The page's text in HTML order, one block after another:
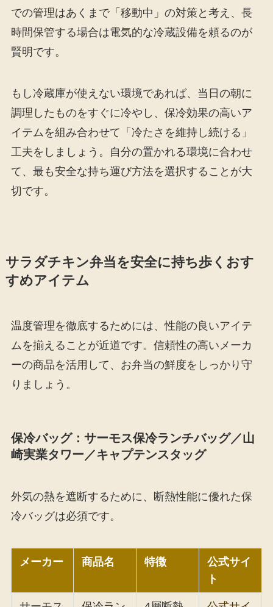
での管理はあくまで「移動中」の対策と考え、長
時間保管する場合は電気的な冷蔵設備を頼るのが
賢明です。
もし冷蔵庫が使えない環境であれば、当日の朝に
調理したものをすぐに冷やし、保冷効果の高いア
イテムを組み合わせて「冷たさを維持し続ける」
工夫をしましょう。自分の置かれる環境に合わせ
て、最も安全な持ち運び方法を選択することが大
切です。
サラダチキン弁当を安全に持ち歩くおす
すめアイテム
温度管理を徹底するためには、性能の良いアイテ
ムを揃えることが近道です。信頼性の高いメーカ
ーの商品を活用して、お弁当の鮮度をしっかり守
りましょう。
保冷バッグ：サーモス保冷ランチバッグ／山
崎実業タワー／キャプテンスタッグ
外気の熱を遮断するために、断熱性能に優れた保
冷バッグは必須です。
メーカー 商品名 特徴
公式サイ
ト